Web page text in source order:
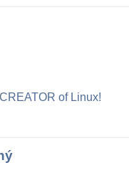
of Linux!